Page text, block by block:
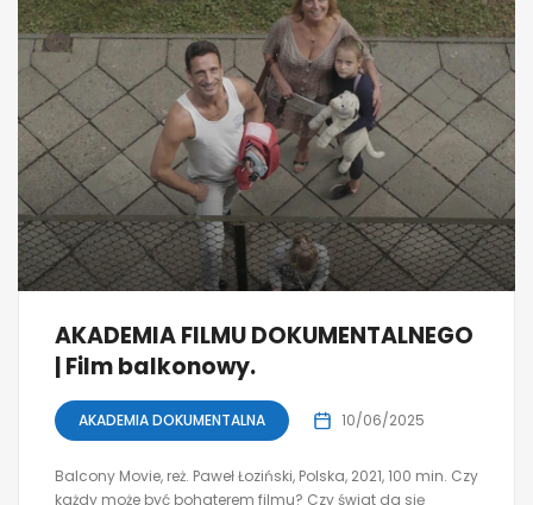
AKADEMIA FILMU DOKUMENTALNEGO
| Film balkonowy.
AKADEMIA DOKUMENTALNA 10/06/2025
Balcony Movie, reż. Paweł Łoziński, Polska, 2021, 100 min. Czy
każdy może być bohaterem filmu? Czy świat da się